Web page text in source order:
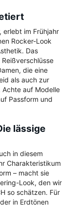
erlebt im Frühjahr
Rocker-Look
Das
die eine
als auch zur
auf Modelle
Passform und
lässige
in diesem
Charakteristikum
– macht sie
Look, den wir
so schätzen. Für
in Erdtönen